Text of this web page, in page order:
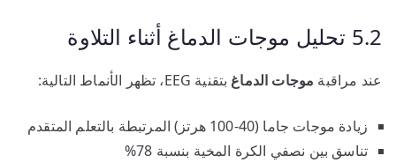
5.2 تحليل موجات الدماغ أثناء التلاوة
عند مراقبة موجات الدماغ بتقنية EEG، تظهر الأنماط التالية:
زيادة موجات جاما (40-100 هرتز) المرتبطة بالتعلم المتقدم
تناسق بين نصفي الكرة المخية بنسبة 78%